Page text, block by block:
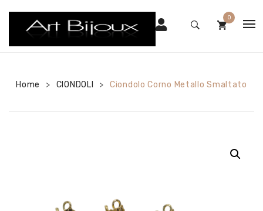
0
Home > CIONDOLI > Ciondolo Corno Metallo Smaltato